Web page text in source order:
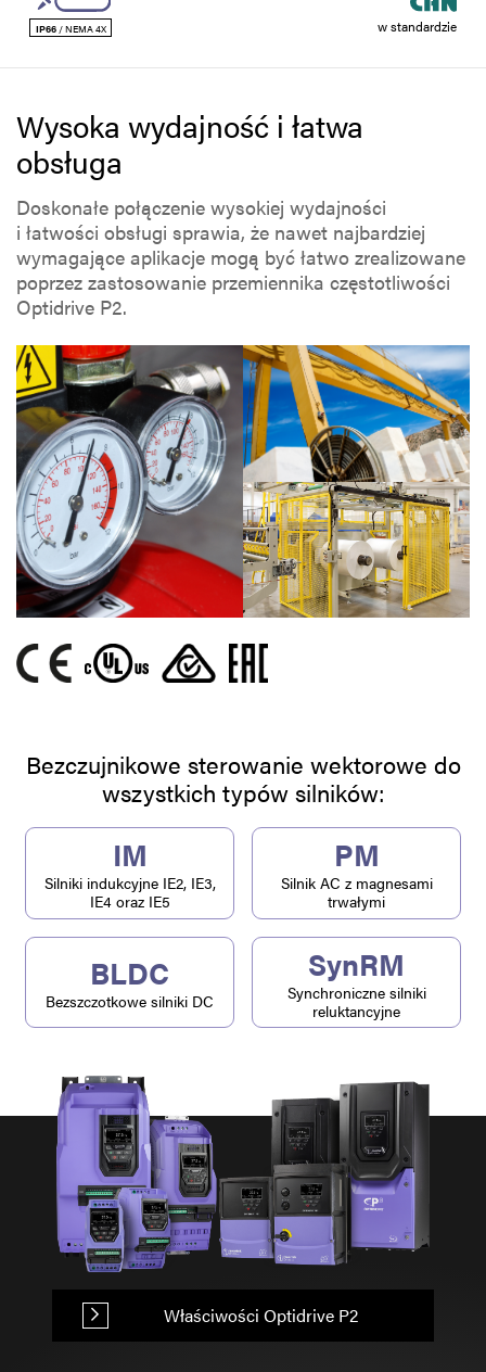
IP66/ NEMA 4X w standardzie
Wysoka wydajność i łatwa
obsługa
Doskonałe połączenie wysokiej wydajności
i łatwości obsługi sprawia, że nawet najbardziej
wymagające aplikacje mogą być łatwo zrealizowane
poprzez zastosowanie przemiennika częstotliwości
Optidrive P2.
Bezczujnikowe sterowanie wektorowe do
wszystkich typów silników:
IM
Silniki indukcyjne IE2, IE3,
IE4 oraz IE5
PM
Silnik AC z magnesami
trwałymi
BLDC
Bezszczotkowe silniki DC
SynRM
Synchroniczne silniki
reluktancyjne
Właściwości Optidrive P2